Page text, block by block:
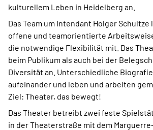
kulturellem Leben in Heidelberg an.
Das Team um Intendant Holger
offene und teamorientierte
die notwendige Flexibilität mit. Das
beim Publikum als auch bei der
Diversität an. Unterschiedliche
aufeinander und leben und arbeiten
Ziel: Theater, das bewegt!
Das Theater betreibt zwei feste
in der Theaterstraße mit dem